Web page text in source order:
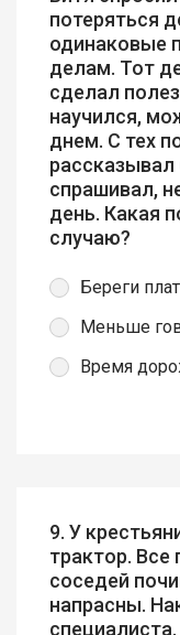
потеряться
одинаковые
делам. Тот
сделал
научился,
днем. С тех
рассказывал
спрашивал,
день. Какая
случаю?
Береги
Меньше
Время
9. У
трактор. Все
соседей
напрасны.